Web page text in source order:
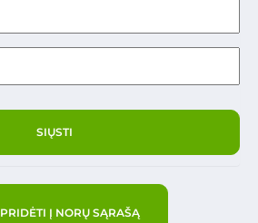
PRIDĖTI Į NORŲ SĄRAŠĄ